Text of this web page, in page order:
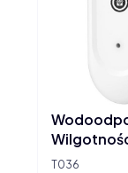
T036
TUYA